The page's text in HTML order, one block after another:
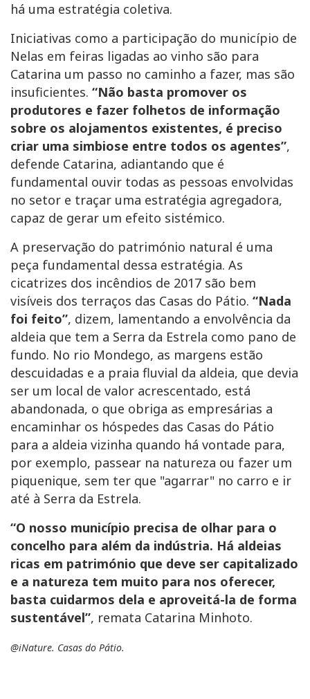
há uma estratégia coletiva.
Iniciativas como a participação do município de
Nelas em feiras ligadas ao vinho são para
Catarina um passo no caminho a fazer, mas são
insuficientes. “Não basta promover os
produtores e fazer folhetos de informação
sobre os alojamentos existentes, é preciso
criar uma simbiose entre todos os agentes”,
defende Catarina, adiantando que é
fundamental ouvir todas as pessoas envolvidas
no setor e traçar uma estratégia agregadora,
capaz de gerar um efeito sistémico.
A preservação do património natural é uma
peça fundamental dessa estratégia. As
cicatrizes dos incêndios de 2017 são bem
visíveis dos terraços das Casas do Pátio. “Nada
foi feito”, dizem, lamentando a envolvência da
aldeia que tem a Serra da Estrela como pano de
fundo. No rio Mondego, as margens estão
descuidadas e a praia fluvial da aldeia, que devia
ser um local de valor acrescentado, está
abandonada, o que obriga as empresárias a
encaminhar os hóspedes das Casas do Pátio
para a aldeia vizinha quando há vontade para,
por exemplo, passear na natureza ou fazer um
piquenique, sem ter que "agarrar" no carro e ir
até à Serra da Estrela.
“O nosso município precisa de olhar para o
concelho para além da indústria. Há aldeias
ricas em património que deve ser capitalizado
e a natureza tem muito para nos oferecer,
basta cuidarmos dela e aproveitá-la de forma
sustentável”, remata Catarina Minhoto.
@iNature. Casas do Pátio.